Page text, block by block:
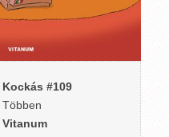
Kockás #109
Többen
Vitanum